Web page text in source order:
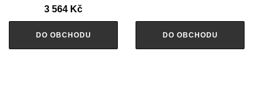
3 564 Kč
DO OBCHODU DO OBCHODU